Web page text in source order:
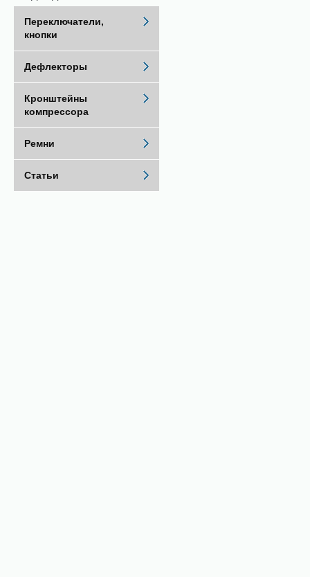
Переключатели,
кнопки
Дефлекторы
Кронштейны
компрессора
Ремни
Статьи